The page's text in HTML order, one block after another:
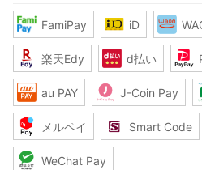
FamiPay iD
楽天Edy d払い
au PAY J-Coin Pay
メルペイ Smart Code
WeChat Pay